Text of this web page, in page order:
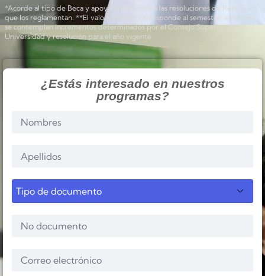
*Acorde al tipo de Beca y apoyo financiero y a las resoluciones de Rectoría
que los reglamentan. **El valor cobrado corresponde al semestre; en el cual
se contemplan incrementos determinados por el Consejo Superior de la
Universidad y resolución para el año vigente.
¿Estás interesado en nuestros
programas?